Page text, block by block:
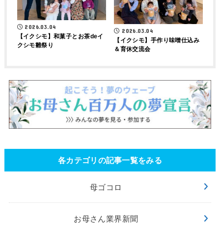
2026.03.04
【イクシモ】和菓子とお茶deイ
クシモ雛祭り
2026.03.04
【イクシモ】手作り味噌仕込み
＆育休交流会
各カテゴリの記事一覧をみる
母ゴコロ
お母さん業界新聞